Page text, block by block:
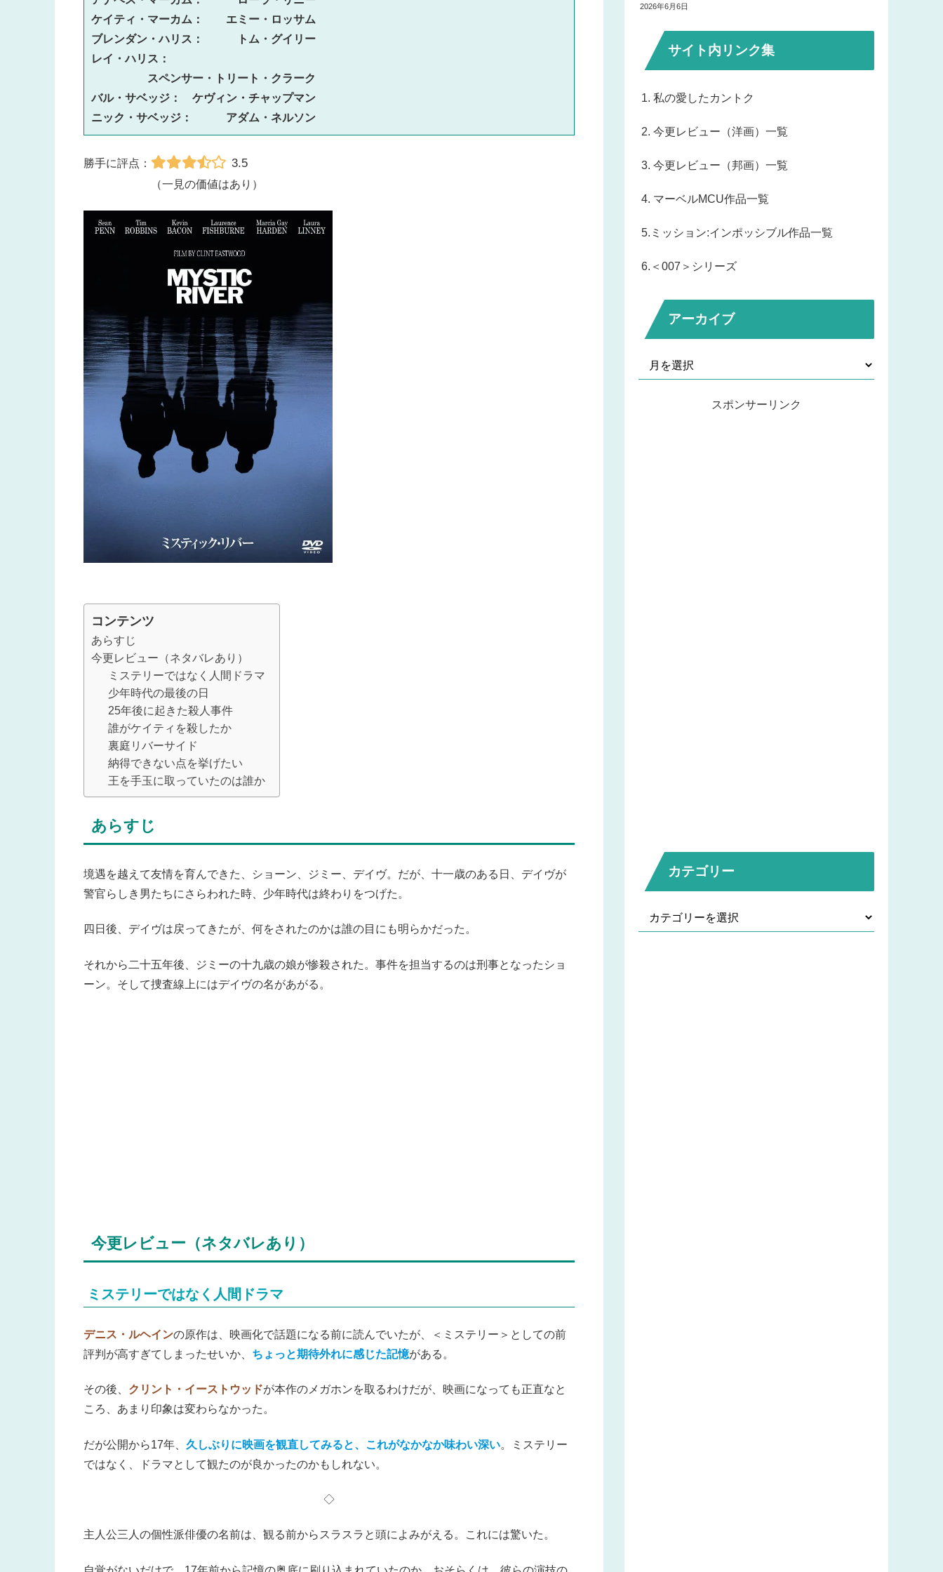
ケイティ・マーカム：　　エミー・ロッサム
ブレンダン・ハリス：　　　トム・グイリー
レイ・ハリス：
スペンサー・トリート・クラーク
バル・サベッジ：　ケヴィン・チャップマン
ニック・サベッジ：　　　アダム・ネルソン
勝手に評点： 3.5
（一見の価値はあり）
コンテンツ
あらすじ
今更レビュー（ネタバレあり）
ミステリーではなく人間ドラマ
少年時代の最後の日
25年後に起きた殺人事件
誰がケイティを殺したか
裏庭リバーサイド
納得できない点を挙げたい
王を手玉に取っていたのは誰か
あらすじ
境遇を越えて友情を育んできた、ショーン、ジミー、デイヴ。だが、十一歳のある日、デイヴが
警官らしき男たちにさらわれた時、少年時代は終わりをつげた。
四日後、デイヴは戻ってきたが、何をされたのかは誰の目にも明らかだった。
それから二十五年後、ジミーの十九歳の娘が惨殺された。事件を担当するのは刑事となったショ
ーン。そして捜査線上にはデイヴの名があがる。
今更レビュー（ネタバレあり）
ミステリーではなく人間ドラマ
デニス・ルヘインの原作は、映画化で話題になる前に読んでいたが、＜ミステリー＞としての前
評判が高すぎてしまったせいか、 ちょっと期待外れに感じた記憶がある。
その後、 クリント・イーストウッドが本作のメガホンを取るわけだが、映画になっても正直なと
ころ、あまり印象は変わらなかった。
だが公開から17年、 久しぶりに映画を観直してみると、これがなかなか味わい深い。ミステリー
ではなく、ドラマとして観たのが良かったのかもしれない。
◇
主人公三人の個性派俳優の名前は、観る前からスラスラと頭によみがえる。これには驚いた。
2026年6月6日
サイト内リンク集
1. 私の愛したカントク
2. 今更レビュー（洋画）一覧
3. 今更レビュー（邦画）一覧
4. マーベルMCU作品一覧
5.ミッション:インポッシブル作品一覧
6.＜007＞シリーズ
アーカイブ
スポンサーリンク
カテゴリー